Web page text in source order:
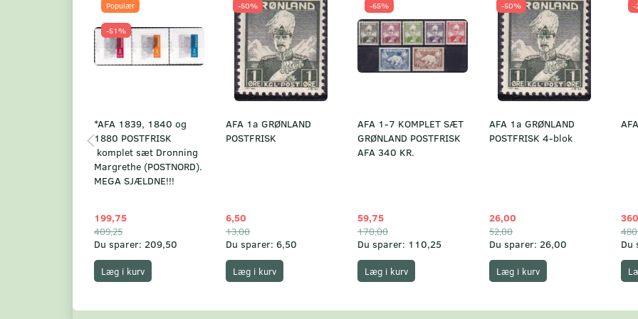
Populær
-51%
*AFA 1839, 1840 og
1880 POSTFRISK
komplet sæt Dronning
Margrethe (POSTNORD).
MEGA SJÆLDNE!!!
199,75
409,25
Du sparer: 209,50
Læg i kurv
-50%
AFA 1a GRØNLAND
POSTFRISK
6,50
13,00
Du sparer: 6,50
Læg i kurv
-65%
AFA 1-7 KOMPLET SÆT
GRØNLAND POSTFRISK
AFA 340 KR.
59,75
170,00
Du sparer: 110,25
Læg i kurv
-50%
AFA 1a GRØNLAND
POSTFRISK 4-blok
26,00
52,00
Du sparer: 26,00
Læg i kurv
-
Du